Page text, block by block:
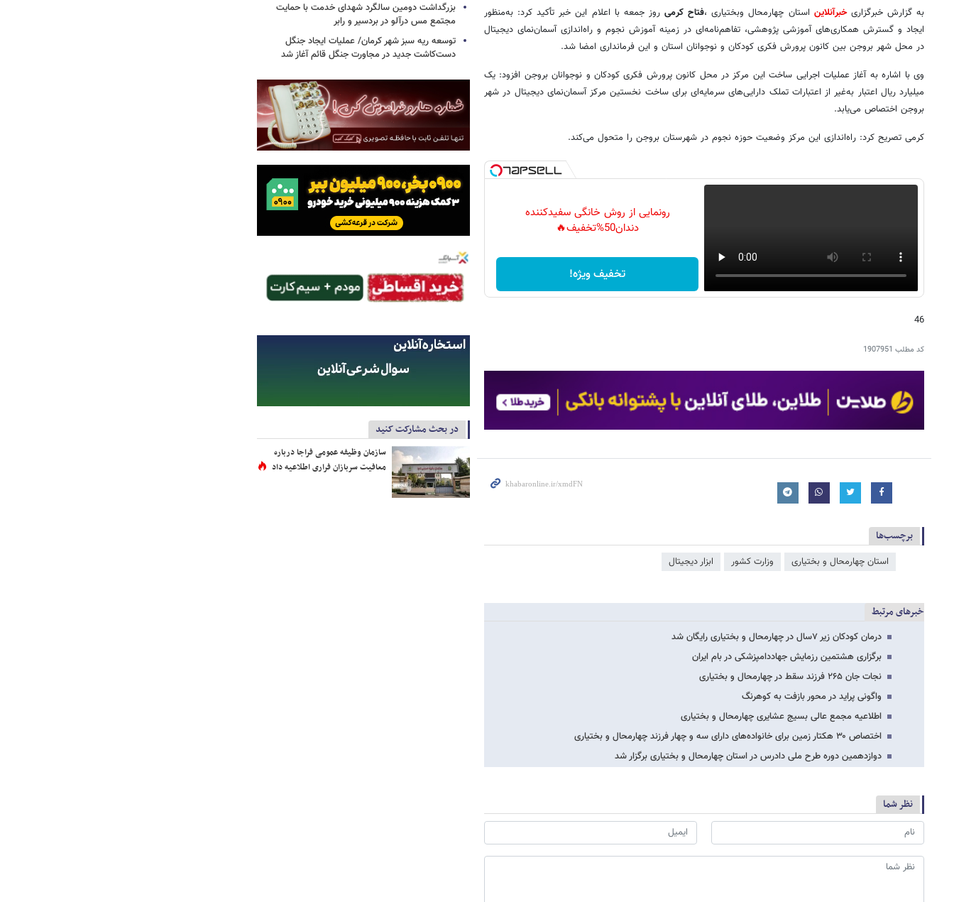
به گزارش خبرگزاریخبرآنلاین استان چهارمحال وبختیاری ،فتاح کرمیروز جمعه با اعلام این خبر تأکید کرد: به‌منظور
ایجاد و گسترش همکاری‌های آموزشی پژوهشی، تفاهم‌نامه‌ای در زمینه آموزش نجوم و راه‌اندازی آسمان‌نمای دیجیتال
در محل شهر بروجن بین کانون پرورش فکری کودکان و نوجوانان استان و این فرمانداری امضا شد.
وی با اشاره به آغاز عملیات اجرایی ساخت این مرکز در محل کانون پرورش فکری کودکان و نوجوانان بروجن افزود: یک
میلیارد ریال اعتبار به‌غیر از اعتبارات تملک دارایی‌های سرمایه‌ای برای ساخت نخستین مرکز آسمان‌نمای دیجیتال در شهر
بروجن اختصاص می‌یابد.
کرمی تصریح کرد: راه‌اندازی این مرکز وضعیت حوزه نجوم در شهرستان بروجن را متحول می‌کند.
رونمایی از روش خانگی سفیدکننده
دندان50%تخفیف🔥
تخفیف ویژه!
46
کد مطلب 1907951
برچسب‌ها
استان چهارمحال و بختیاری وزارت کشور ابزار دیجیتال
خبرهای مرتبط
درمان کودکان زیر ۷سال در چهارمحال و بختیاری رایگان شد
برگزاری هشتمین رزمایش جهاددامپزشکی در بام ایران
نجات جان ۲۶۵ فرزند سقط در چهارمحال و بختیاری
واگونی پراید در محور بازفت به کوهرنگ
اطلاعیه مجمع عالی بسیج عشایری چهارمحال و بختیاری
اختصاص ۳۰ هکتار زمین برای خانواده‌های دارای سه و چهار فرزند چهارمحال و بختیاری
دوازدهمین دوره طرح ملی دادرس در استان چهارمحال و بختیاری برگزار شد
نظر شما
بزرگداشت دومین سالگرد شهدای خدمت با حمایت
مجتمع مس درآلو در بردسیر و رابر
توسعه ریه سبز شهر کرمان/ عملیات ایجاد جنگل
دست‌کاشت جدید در مجاورت جنگل قائم آغاز شد
در بحث مشارکت کنید
سازمان وظیفه عمومی فراجا درباره
معافیت سربازان فراری اطلاعیه داد